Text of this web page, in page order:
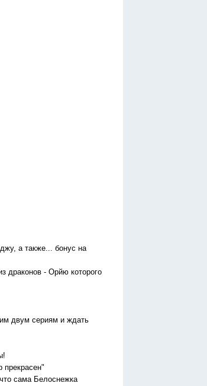
а также... бонус на
драконов - Орйю которого
двум сериям и ждать
прекрасен"
сама Белоснежка